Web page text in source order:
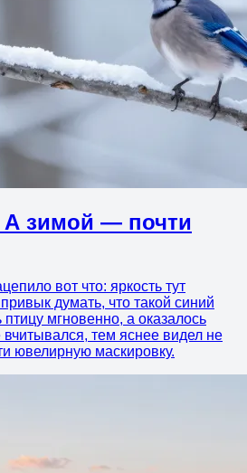
А зимой — почти
вот что: яркость тут
думать, что такой синий
мгновенно, а оказалось
тем яснее видел не
ювелирную маскировку.